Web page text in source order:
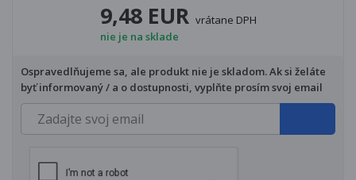
9,48 EUR vrátane DPH
nie je na sklade
Ospravedlňujeme sa, ale produkt nie je skladom. Ak si želáte
byť informovaný / a o dostupnosti, vyplňte prosím svoj email